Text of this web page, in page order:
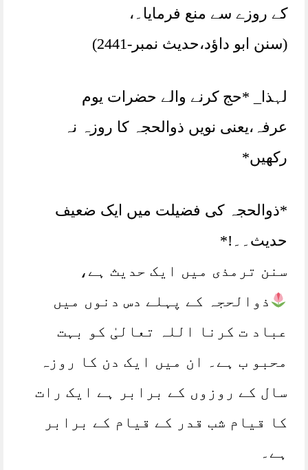
کے روزے سے منع فرمایا۔،
(سنن ابو داؤد،حدیث نمبر-2441)
لہذا_ *حج کرنے والے حضرات یوم
عرفہ،یعنی نویں ذوالحجہ کا روزہ نہ
رکھیں*
*ذوالحجہ کی فضیلت میں ایک ضعیف
حدیث۔۔!*
سنن ترمذی میں ایک حدیث ہے،
ذوالحجہ کے پہلے دس دنوں میں
عباد ت کرنا اللہ تعالیٰ کو بہت
محبو ب ہے۔ ان میں ایک دن کا روزہ
سال کے روزوں کے برابر ہے ایک رات
کا قیام شب قدر کے قیام کے برابر
ہے۔